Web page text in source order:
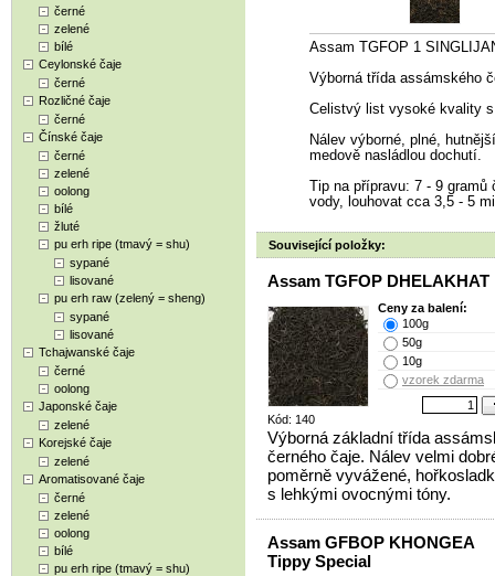
černé
zelené
bílé
Ceylonské čaje
černé
Rozličné čaje
černé
Čínské čaje
černé
zelené
oolong
bílé
žluté
pu erh ripe (tmavý = shu)
sypané
lisované
pu erh raw (zelený = sheng)
sypané
lisované
Tchajwanské čaje
černé
oolong
Japonské čaje
zelené
Korejské čaje
zelené
Aromatisované čaje
černé
zelené
oolong
bílé
pu erh ripe (tmavý = shu)
Assam TGFOP 1
Výborná třída assámského
Celistvý list vysoké kvality
Nálev výborné, plné,
medově nasládlou dochutí.
Tip na přípravu: 7 - 9
vody, louhovat cca 3,5 - 5
Související položky:
Assam TGFOP DHELAKHAT
Kód: 140
Ceny za balení:
100g
50g
10g
vzorek zdarma
Výborná základní třída
černého čaje. Nálev velmi
poměrně vyvážené,
s lehkými ovocnými tóny.
Assam GFBOP KHONGEA
Tippy Special